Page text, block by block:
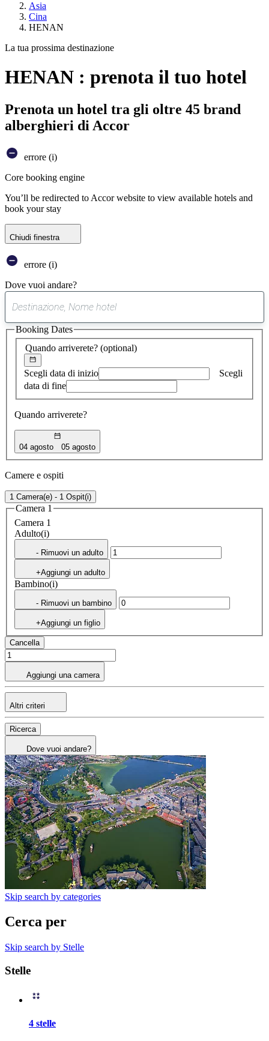
Asia
Cina
HENAN
La tua prossima destinazione
HENAN : prenota il tuo hotel
Prenota un hotel tra gli oltre 45 brand
alberghieri di Accor
errore (i)
Core booking engine
You’ll be redirected to Accor website to view available hotels and
book your stay
Chiudi finestra
errore (i)
Dove vuoi andare?
suggerimento
trovato
Quando arriverete? (optional)
Scegli data di inizio
Scegli
data di fine
Quando arriverete?
04 agosto 05 agosto
Booking Dates
Camere e ospiti
1 Camera(e) - 1 Ospit(i)
Camera 1
Camera 1
Adulto(i)
- Rimuovi un adulto
+Aggiungi un adulto
Bambino(i)
- Rimuovi un bambino
+Aggiungi un figlio
Cancella
Aggiungi una camera
Altri criteri
Ricerca
Dove vuoi andare?
Skip search by categories
Cerca per
Skip search by Stelle
Stelle
4 stelle